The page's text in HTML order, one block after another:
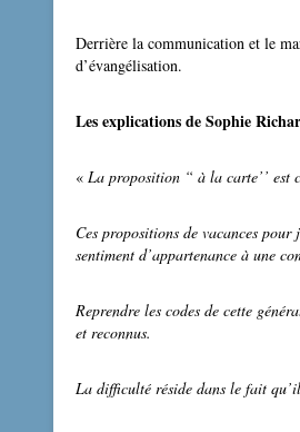
Derrière la communication et le
d’évangélisation.
Les explications de Sophie
« La proposition “ à la carte’’ est
Ces propositions de vacances
sentiment d’appartenance à une
Reprendre les codes de cette
et reconnus.
La difficulté réside dans le fait